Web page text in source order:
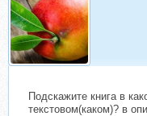
Подскажите книга в
текстовом(каком)? в